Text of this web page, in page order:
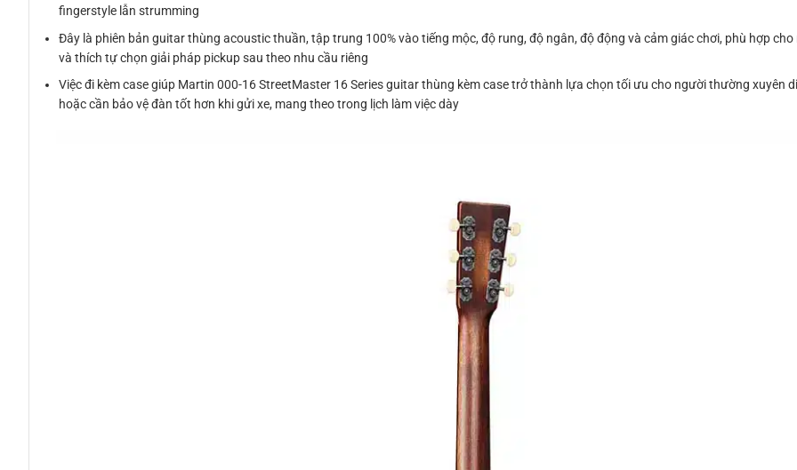
fingerstyle lẫn strumming
Đây là phiên bản guitar thùng acoustic thuần, tập trung 100% vào tiếng mộc, độ rung, độ ngân, độ động và cảm giác chơi, phù hợp cho
và thích tự chọn giải pháp pickup sau theo nhu cầu riêng
Việc đi kèm case giúp Martin 000-16 StreetMaster 16 Series guitar thùng kèm case trở thành lựa chọn tối ưu cho người thường xuyên
hoặc cần bảo vệ đàn tốt hơn khi gửi xe, mang theo trong lịch làm việc dày